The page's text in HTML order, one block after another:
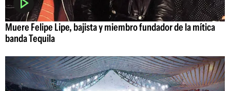
Muere Felipe Lipe, bajista y miembro fundador de la mítica
banda Tequila